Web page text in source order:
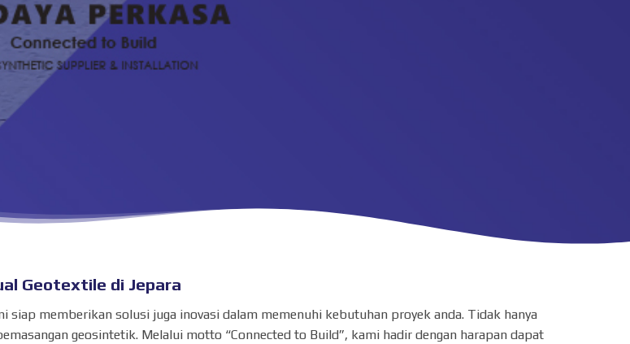
Geotextile di Jepara
siap memberikan solusi juga inovasi dalam memenuhi kebutuhan proyek anda. Tidak hanya
geosintetik. Melalui motto “Connected to Build”, kami hadir dengan harapan dapat